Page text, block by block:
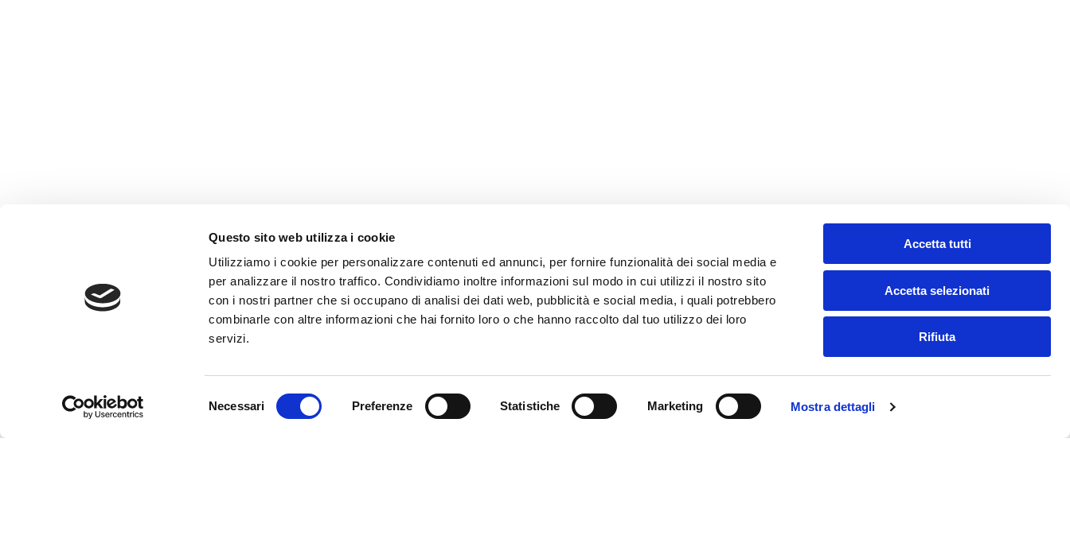
Questo sito web utilizza i cookie
Utilizziamo i cookie per personalizzare contenuti ed annunci, per fornire funzionalità dei social media e
per analizzare il nostro traffico. Condividiamo inoltre informazioni sul modo in cui utilizzi il nostro sito
con i nostri partner che si occupano di analisi dei dati web, pubblicità e social media, i quali potrebbero
combinarle con altre informazioni che hai fornito loro o che hanno raccolto dal tuo utilizzo dei loro
servizi.
Necessari Preferenze Statistiche Marketing Mostra dettagli
Accetta tutti
Accetta selezionati
Rifiuta